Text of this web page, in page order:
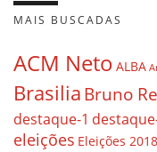
MAIS BUSCADAS
ACM Neto ALBA
BrasiliaBruno
destaque-1
eleições Eleições 2018